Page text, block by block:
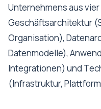
Unternehmens aus
Geschäftsarchitektur
Organisation),
Datenmodelle),
Integrationen) und
(Infrastruktur,